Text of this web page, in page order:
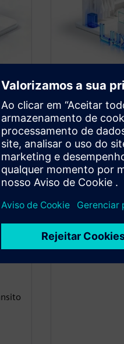
Insights
em
Diferenciação
Faça a
Exclusão de
Filtre a equipe
obter dados